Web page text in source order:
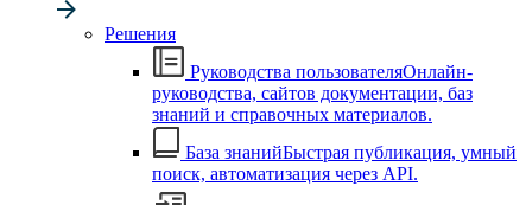
Решения
Руководства пользователяОнлайн-
руководства, сайтов документации, баз
знаний и справочных материалов.
База знанийБыстрая публикация, умный
поиск, автоматизация через API.